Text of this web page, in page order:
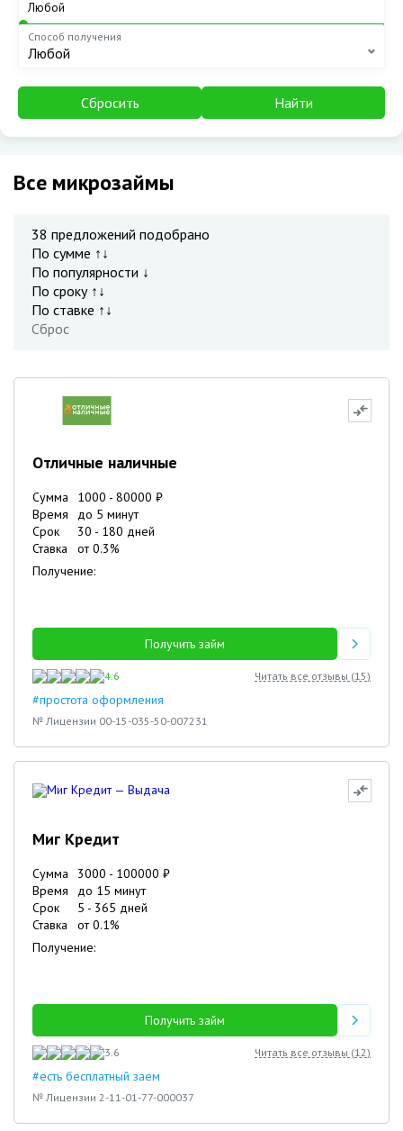
Способ получения
Любой
Сбросить Найти
Все микрозаймы
38 предложений подобрано
По сумме ↑↓
По популярности ↓
По сроку ↑↓
По ставке ↑↓
Сброс
Отличные наличные
Сумма 1000 - 80000 ₽
Время
до 5 минут
Срок
30 - 180 дней
Ставка
от0.3%
Получение:
Получить займ
4.6 Читать все отзывы (15)
#простота оформления
№ Лицензии 00-15-035-50-007231
Миг Кредит
Сумма 3000 - 100000 ₽
Время
до 15 минут
Срок
5 - 365 дней
Ставка
от0.1%
Получение:
Получить займ
3.6 Читать все отзывы (12)
#есть бесплатный заем
№ Лицензии 2-11-01-77-000037